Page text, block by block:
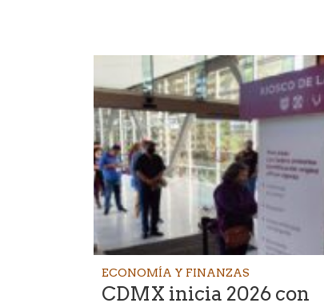
ECONOMÍA Y FINANZAS
CDMX inicia 2026 con